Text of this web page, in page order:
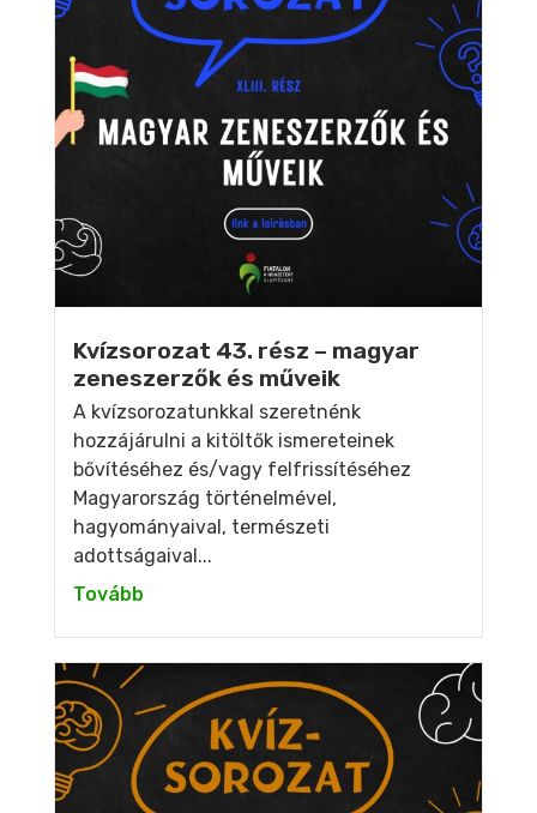
Kvízsorozat 43. rész – magyar
zeneszerzők és műveik
A kvízsorozatunkkal szeretnénk
hozzájárulni a kitöltők ismereteinek
bővítéséhez és/vagy felfrissítéséhez
Magyarország történelmével,
hagyományaival, természeti
adottságaival...
Tovább